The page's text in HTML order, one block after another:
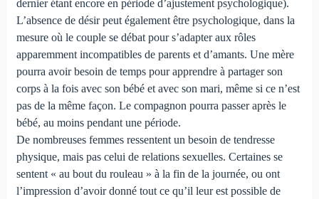
dernier étant encore en période d’ajustement psychologique).
L’absence de désir peut également être psychologique, dans la
mesure où le couple se débat pour s’adapter aux rôles
apparemment incompatibles de parents et d’amants. Une mère
pourra avoir besoin de temps pour apprendre à partager son
corps à la fois avec son bébé et avec son mari, même si ce n’est
pas de la même façon. Le compagnon pourra passer après le
bébé, au moins pendant une période.
De nombreuses femmes ressentent un besoin de tendresse
physique, mais pas celui de relations sexuelles. Certaines se
sentent « au bout du rouleau » à la fin de la journée, ou ont
l’impression d’avoir donné tout ce qu’il leur est possible de